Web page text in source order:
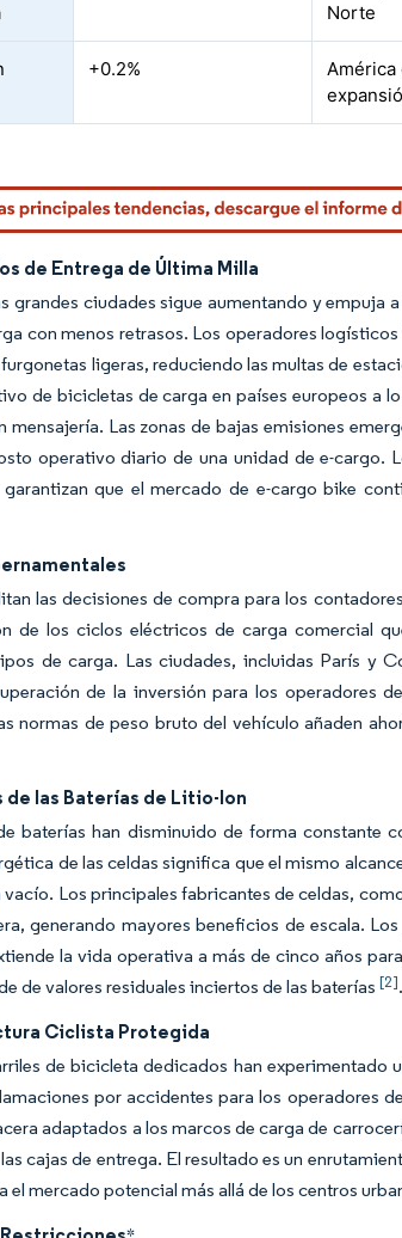
Norte
+0.2%
América
de Entrega de Última Milla
grandes ciudades sigue aumentando y empuja
con menos retrasos. Los operadores
ligeras, reduciendo las multas de
de bicicletas de carga en países europeos a
mensajería. Las zonas de bajas emisiones
operativo diario de una unidad de e-cargo.
que el mercado de e-cargo bike
las decisiones de compra para los
de los ciclos eléctricos de carga comercial
de carga. Las ciudades, incluidas París y
de la inversión para los operadores
normas de peso bruto del vehículo añaden
las Baterías de Litio-Ion
baterías han disminuido de forma constante
de las celdas significa que el mismo
Los principales fabricantes de celdas,
generando mayores beneficios de escala.
la vida operativa a más de cinco años
de valores residuales inciertos de las baterías[2].
Ciclista Protegida
de bicicleta dedicados han
por accidentes para los operadores
adaptados a los marcos de carga de
cajas de entrega. El resultado es un
el mercado potencial más allá de los centros